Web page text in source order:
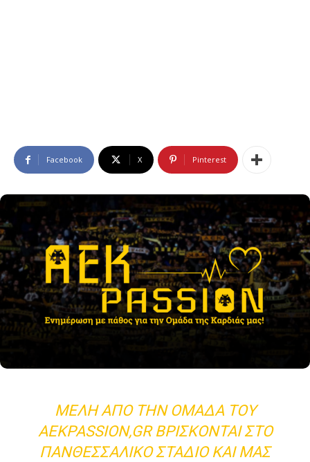
Facebook X Pinterest
ΜΈΛΗ ΑΠΌ ΤΗΝ ΟΜΆΔΑ ΤΟΥ
AEKPASSION,GR ΒΡΊΣΚΟΝΤΑΙ ΣΤΟ
ΠΑΝΘΕΣΣΑΛΙΚΌ ΣΤΆΔΙΟ ΚΑΙ ΜΑΣ